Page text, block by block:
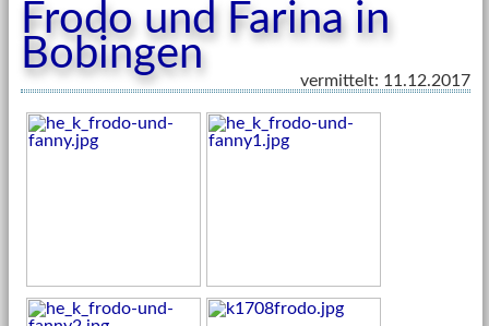
Frodo und Farina in
Bobingen
vermittelt: 11.12.2017